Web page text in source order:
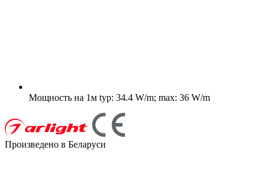
Мощность на 1м typ: 34.4 W/m; max: 36 W/m
Произведено в Беларуси